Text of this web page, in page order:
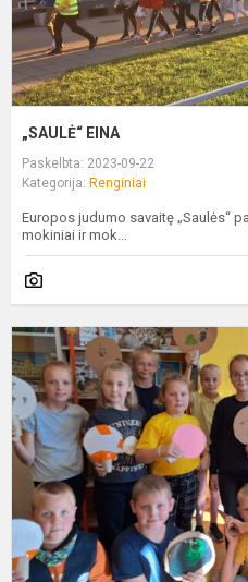
„SAULĖ“ EINA
Paskelbta: 2023-09-22
Kategorija: Renginiai
Europos judumo savaitę „Saulės“
mokiniai ir mok...